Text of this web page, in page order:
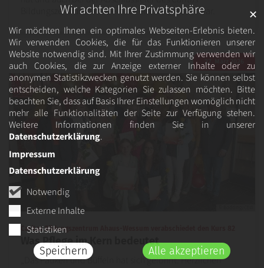
Wir achten Ihre Privatsphäre
Wir möchten Ihnen ein optimales Webseiten-Erlebnis bieten.
Wir verwenden Cookies, die für das Funktionieren unserer
Website notwendig sind. Mit Ihrer Zustimmung verwenden wir
auch Cookies, die zur Anzeige externer Inhalte oder zu
anonymen Statistikzwecken genutzt werden. Sie können selbst
entscheiden, welche Kategorien Sie zulassen möchten. Bitte
beachten Sie, dass auf Basis Ihrer Einstellungen womöglich nicht
mehr alle Funktionalitäten der Seite zur Verfügung stehen.
Weitere Informationen finden Sie in unserer
Datenschutzerklärung.
Notwendig
Externe Inhalte
Statistiken
Speichern
Alle akzeptieren
✕
Impressum
Datenschutzerklärung
Bildungszentrums Rhede noch einmal präsent war.
Caritas Bildungszentrum Ahaus-Wessum verabschiedet den Kurs 82
Was Pflege im Kern bedeutet
27. März 2026
„Das Pauken und Büffeln hat sich gelohnt. Herzlichen